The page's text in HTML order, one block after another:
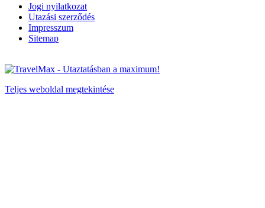
Jogi nyilatkozat
Utazási szerződés
Impresszum
Sitemap
Teljes weboldal megtekintése